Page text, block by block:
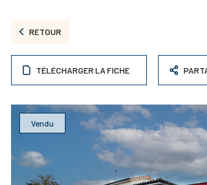
RETOUR
TÉLÉCHARGER LA FICHE
Vendu